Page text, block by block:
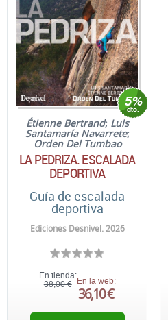
Étienne Bertrand; Luis
Santamaría Navarrete;
Orden Del Tumbao
LA PEDRIZA. ESCALADA
DEPORTIVA
Guía de escalada
deportiva
Ediciones Desnivel. 2026
En tienda:
38,00 € En la web:
36,10 €